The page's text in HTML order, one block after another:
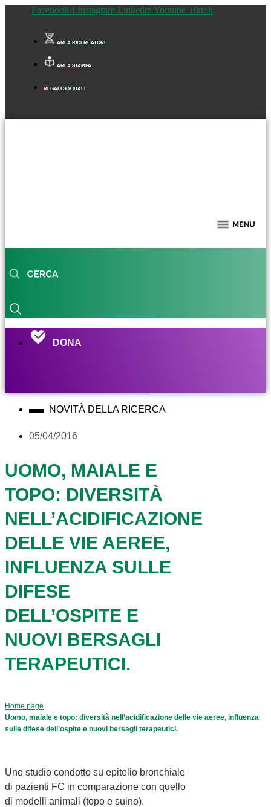
Facebook-f Instagram Linkedin Youtube Tiktok
AREA RICERCATORI
AREA STAMPA
REGALI SOLIDALI
DONA
NOVITÀ DELLA RICERCA
05/04/2016
UOMO, MAIALE E
TOPO: DIVERSITÀ
NELL’ACIDIFICAZIONE
DELLE VIE AEREE,
INFLUENZA SULLE
DIFESE
DELL’OSPITE E
NUOVI BERSAGLI
TERAPEUTICI.
Home page
Uomo, maiale e topo: diversità nell’acidificazione delle vie aeree, influenza
sulle difese dell’ospite e nuovi bersagli terapeutici.
Uno studio condotto su epitelio bronchiale
di pazienti FC in comparazione con quello
di modelli animali (topo e suino).